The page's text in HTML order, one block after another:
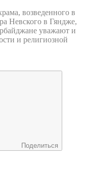
возведенного в
Невского в Гяндже,
уважают и
и религиозной
Поделиться